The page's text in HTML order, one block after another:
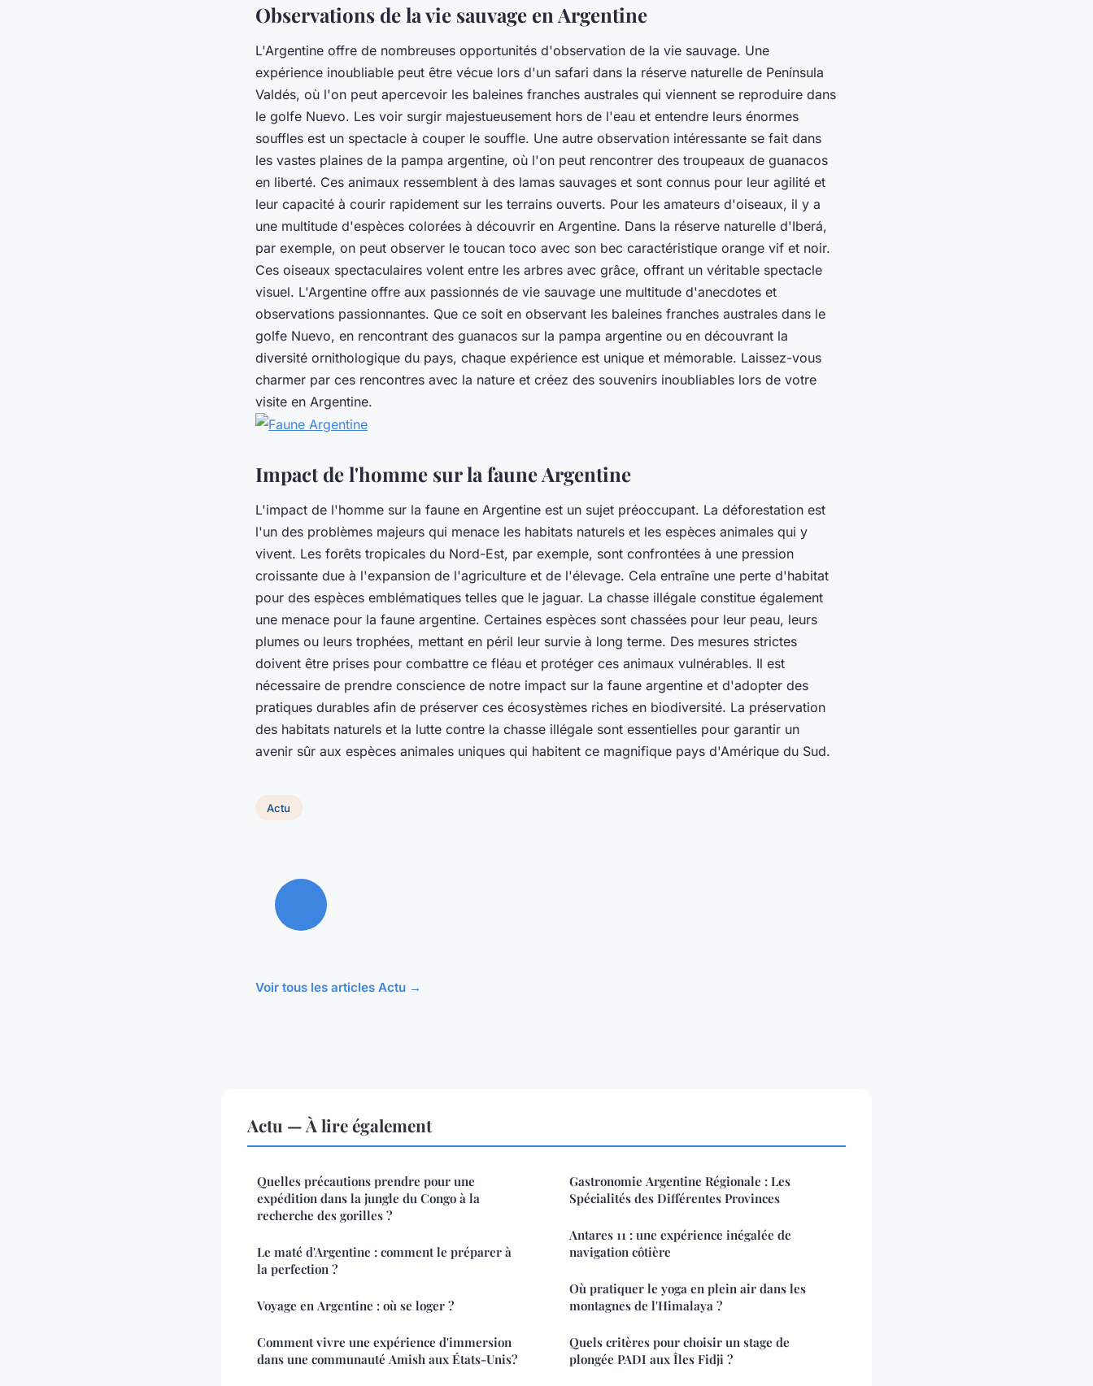
Observations de la vie sauvage en Argentine
L'Argentine offre de nombreuses opportunités d'observation de la vie sauvage. Une
expérience inoubliable peut être vécue lors d'un safari dans la réserve naturelle de Península
Valdés, où l'on peut apercevoir les baleines franches australes qui viennent se reproduire dans
le golfe Nuevo. Les voir surgir majestueusement hors de l'eau et entendre leurs énormes
souffles est un spectacle à couper le souffle. Une autre observation intéressante se fait dans
les vastes plaines de la pampa argentine, où l'on peut rencontrer des troupeaux de guanacos
en liberté. Ces animaux ressemblent à des lamas sauvages et sont connus pour leur agilité et
leur capacité à courir rapidement sur les terrains ouverts. Pour les amateurs d'oiseaux, il y a
une multitude d'espèces colorées à découvrir en Argentine. Dans la réserve naturelle d'Iberá,
par exemple, on peut observer le toucan toco avec son bec caractéristique orange vif et noir.
Ces oiseaux spectaculaires volent entre les arbres avec grâce, offrant un véritable spectacle
visuel. L'Argentine offre aux passionnés de vie sauvage une multitude d'anecdotes et
observations passionnantes. Que ce soit en observant les baleines franches australes dans le
golfe Nuevo, en rencontrant des guanacos sur la pampa argentine ou en découvrant la
diversité ornithologique du pays, chaque expérience est unique et mémorable. Laissez-vous
charmer par ces rencontres avec la nature et créez des souvenirs inoubliables lors de votre
visite en Argentine.
Impact de l'homme sur la faune Argentine
L'impact de l'homme sur la faune en Argentine est un sujet préoccupant. La déforestation est
l'un des problèmes majeurs qui menace les habitats naturels et les espèces animales qui y
vivent. Les forêts tropicales du Nord-Est, par exemple, sont confrontées à une pression
croissante due à l'expansion de l'agriculture et de l'élevage. Cela entraîne une perte d'habitat
pour des espèces emblématiques telles que le jaguar. La chasse illégale constitue également
une menace pour la faune argentine. Certaines espèces sont chassées pour leur peau, leurs
plumes ou leurs trophées, mettant en péril leur survie à long terme. Des mesures strictes
doivent être prises pour combattre ce fléau et protéger ces animaux vulnérables. Il est
nécessaire de prendre conscience de notre impact sur la faune argentine et d'adopter des
pratiques durables afin de préserver ces écosystèmes riches en biodiversité. La préservation
des habitats naturels et la lutte contre la chasse illégale sont essentielles pour garantir un
avenir sûr aux espèces animales uniques qui habitent ce magnifique pays d'Amérique du Sud.
Actu
Voir tous les articles Actu →
Actu — À lire également
Quelles précautions prendre pour une
expédition dans la jungle du Congo à la
recherche des gorilles ?
Le maté d'Argentine : comment le préparer à
la perfection ?
Voyage en Argentine : où se loger ?
Comment vivre une expérience d'immersion
dans une communauté Amish aux États-Unis?
Gastronomie Argentine Régionale : Les
Spécialités des Différentes Provinces
Antares 11 : une expérience inégalée de
navigation côtière
Où pratiquer le yoga en plein air dans les
montagnes de l'Himalaya ?
Quels critères pour choisir un stage de
plongée PADI aux Îles Fidji ?